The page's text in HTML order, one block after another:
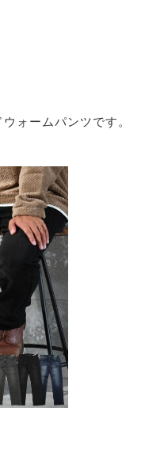
ォームパンツです。